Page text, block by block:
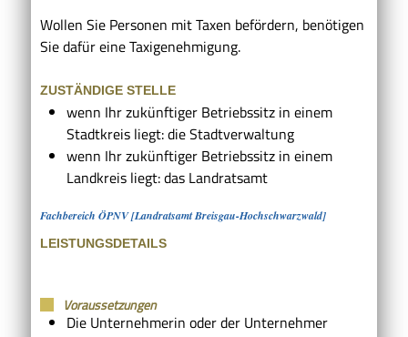
Wollen Sie Personen mit Taxen befördern, benötigen
Sie dafür eine Taxigenehmigung.
ZUSTÄNDIGE STELLE
wenn Ihr zukünftiger Betriebssitz in einem
Stadtkreis liegt: die Stadtverwaltung
wenn Ihr zukünftiger Betriebssitz in einem
Landkreis liegt: das Landratsamt
Fachbereich ÖPNV [Landratsamt Breisgau-Hochschwarzwald]
LEISTUNGSDETAILS
Voraussetzungen
Die Unternehmerin oder der Unternehmer